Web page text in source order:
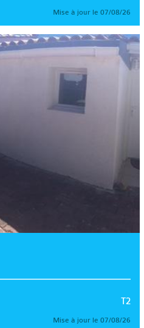
Mise à jour le 07/08/26
T2
Mise à jour le 07/08/26